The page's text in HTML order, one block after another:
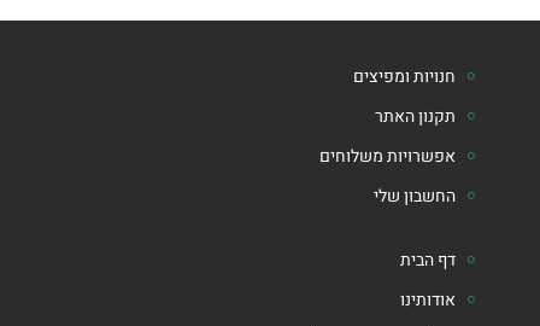
ספרים
בנושא
תנ"ך
ספרים
בנושא
הלכה
ומנהג
חנויות ומפיצים
תקנון האתר
אפשרויות משלוחים
החשבון שלי
דף הבית
אודותינו